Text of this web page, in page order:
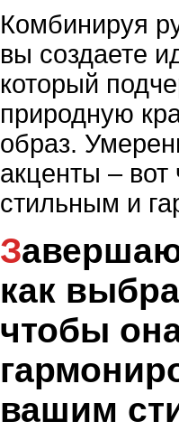
Комбинируя
вы создаете
который
природную
образ.
акценты –
стильным и
Завершающий штрих:
как
чтобы
вашим